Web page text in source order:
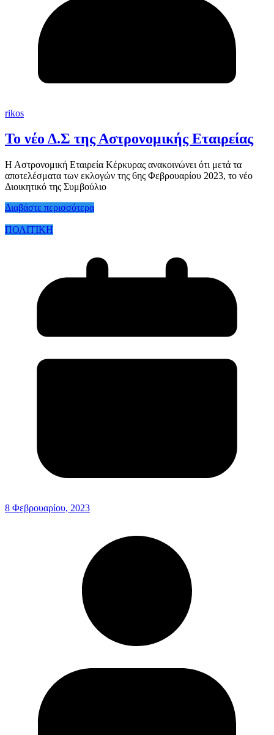
rikos
Το νέο Δ.Σ της Αστρονομικής Εταιρείας
Η Αστρονομική Εταιρεία Κέρκυρας ανακοινώνει ότι μετά τα
αποτελέσματα των εκλογών της 6ης Φεβρουαρίου 2023, το νέο
Διοικητικό της Συμβούλιο
Διαβάστε περισσότερα
ΠΟΛΙΤΙΚΗ
8 Φεβρουαρίου, 2023